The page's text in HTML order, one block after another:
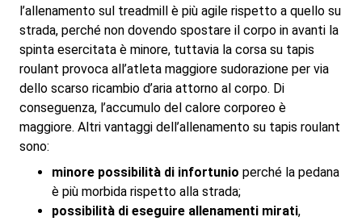
l’allenamento sul treadmill è più agile rispetto a quello su
strada, perché non dovendo spostare il corpo in avanti la
spinta esercitata è minore, tuttavia la corsa su tapis
roulant provoca all’atleta maggiore sudorazione per via
dello scarso ricambio d’aria attorno al corpo. Di
conseguenza, l’accumulo del calore corporeo è
maggiore. Altri vantaggi dell’allenamento su tapis roulant
sono:
minore possibilità di infortunio perché la pedana
è più morbida rispetto alla strada;
possibilità di eseguire allenamenti mirati,